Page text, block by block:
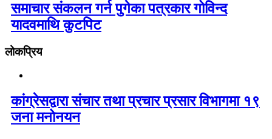
समाचार संकलन गर्न पुगेका पत्रकार गोविन्द
यादवमाथि कुटपिट
लोकप्रिय
कांग्रेसद्वारा संचार तथा प्रचार प्रसार विभागमा १९
जना मनोनयन